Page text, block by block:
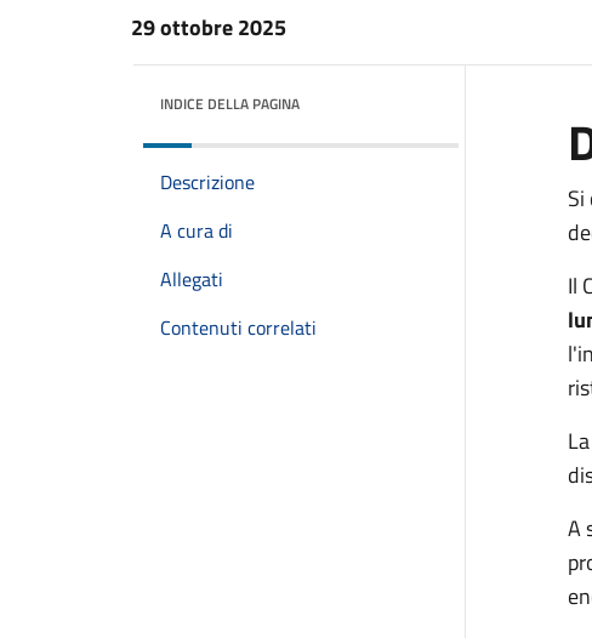
29 ottobre 2025
INDICE DELLA PAGINA
Descrizione
A cura di
Allegati
Contenuti correlati
Il
A